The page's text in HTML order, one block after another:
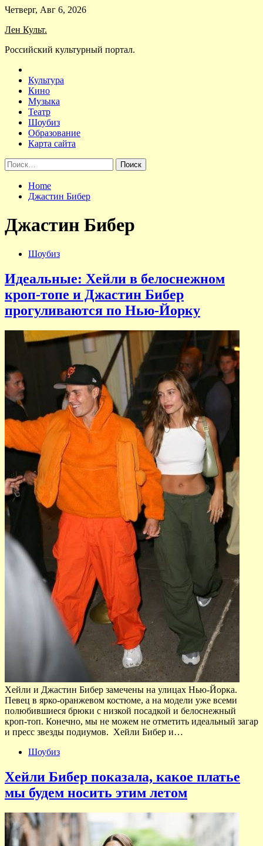
Skip
content
Четверг, Авг 6, 2026
Лен Культ.
Российский культурный портал.
Культура
Кино
Музыка
Театр
Шоубиз
Образование
Карта сайта
Найти:
Home
Джастин Бибер
Джастин Бибер
Шоубиз
Идеальные: Хейли в белоснежном
кроп-топе и Джастин Бибер
прогуливаются по Нью-Йорку
Хейли и Джастин Бибер замечены на улицах Нью-Йорка.
Певец в ярко-оранжевом костюме, а на модели уже всеми
полюбившиеся брюки с низкой посадкой и белоснежный
кроп-топ. Конечно, мы не можем не отметить идеальный загар
и пресс звезды подиумов. Хейли Бибер и…
Шоубиз
Хейли Бибер показала, какое платье
мы будем носить этим летом